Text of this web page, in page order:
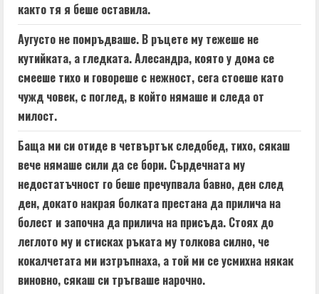
както тя я беше оставила.
Аугусто не помръдваше. В ръцете му тежеше не
кутийката, а гледката. Алесандра, която у дома се
смееше тихо и говореше с нежност, сега стоеше като
чужд човек, с поглед, в който нямаше и следа от
милост.
Баща ми си отиде в четвъртък следобед, тихо, сякаш
вече нямаше сили да се бори. Сърдечната му
недостатъчност го беше пречупвала бавно, ден след
ден, докато накрая болката престана да прилича на
болест и започна да прилича на присъда. Стоях до
леглото му и стисках ръката му толкова силно, че
кокалчетата ми изтръпнаха, а той ми се усмихна някак
виновно, сякаш си тръгваше нарочно.